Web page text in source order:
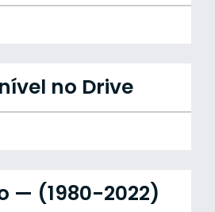
no Drive
— (1980-2022)